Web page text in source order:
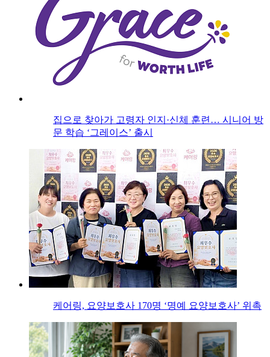
집으로 찾아가 고령자 인지·신체 훈련… 시니어 방
문 학습 ‘그레이스’ 출시
케어링, 요양보호사 170명 ‘명예 요양보호사’ 위촉